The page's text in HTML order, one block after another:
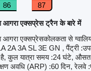
86 87
आगरा एक्सप्रेस ट्रैन के बारे में
आगरा एक्सप्रेसकोलकता से
2A 3A SL 3E GN , पैंट्री
है, कुल यात्रा समय :24 घंटे, औसत
अवधि (ARP) :60 दिन, रेलवे